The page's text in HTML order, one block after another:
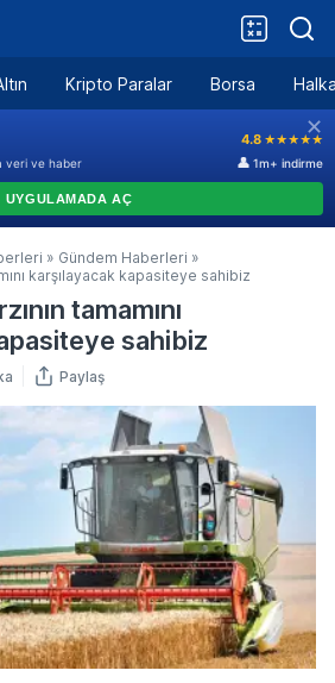
Kripto Paralar Borsa
» Gündem Haberleri »
karşılayacak kapasiteye sahibiz
tamamını
sahibiz
Paylaş